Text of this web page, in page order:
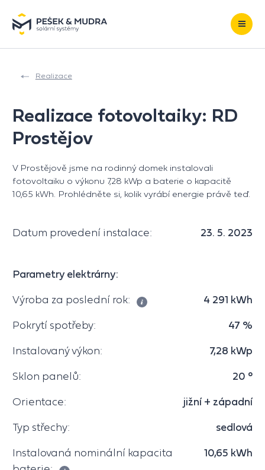
Realizace
Realizace fotovoltaiky: RD
Prostějov
V Prostějově jsme na rodinný domek instalovali
fotovoltaiku o výkonu 7,28 kWp a baterie o kapacitě
10,65 kWh. Prohlédněte si, kolik vyrábí energie právě teď.
Datum provedení instalace: 23. 5. 2023
Parametry elektrárny:
Výroba za poslední rok: 4 291 kWh
Pokrytí spotřeby: 47 %
Instalovaný výkon: 7,28 kWp
Sklon panelů: 20 °
Orientace: jižní + západní
Typ střechy: sedlová
Instalovaná nominální kapacita
10,65 kWh